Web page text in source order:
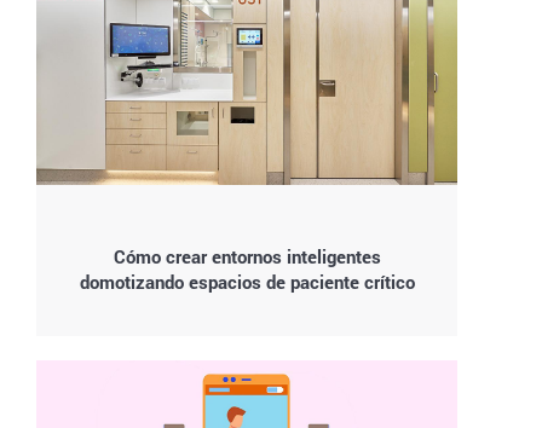
Cómo crear entornos inteligentes
domotizando espacios de paciente crítico